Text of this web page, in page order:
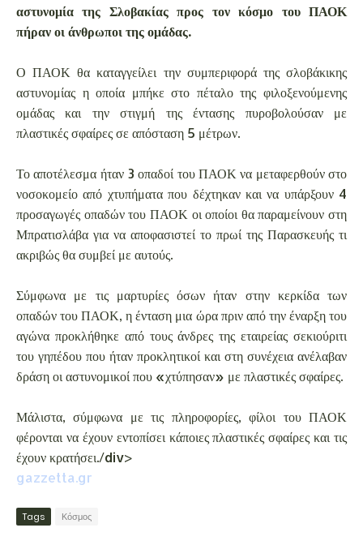
αστυνομία της Σλοβακίας προς τον κόσμο του ΠΑΟΚ
πήραν οι άνθρωποι της ομάδας.
Ο ΠΑΟΚ θα καταγγείλει την συμπεριφορά της σλοβάκικης
αστυνομίας η οποία μπήκε στο πέταλο της φιλοξενούμενης
ομάδας και την στιγμή της έντασης πυροβολούσαν με
πλαστικές σφαίρες σε απόσταση 5 μέτρων.
Το αποτέλεσμα ήταν 3 οπαδοί του ΠΑΟΚ να μεταφερθούν στο
νοσοκομείο από χτυπήματα που δέχτηκαν και να υπάρξουν 4
προσαγωγές οπαδών του ΠΑΟΚ οι οποίοι θα παραμείνουν στη
Μπρατισλάβα για να αποφασιστεί το πρωί της Παρασκευής τι
ακριβώς θα συμβεί με αυτούς.
Σύμφωνα με τις μαρτυρίες όσων ήταν στην κερκίδα των
οπαδών του ΠΑΟΚ, η ένταση μια ώρα πριν από την έναρξη του
αγώνα προκλήθηκε από τους άνδρες της εταιρείας σεκιούριτι
του γηπέδου που ήταν προκλητικοί και στη συνέχεια ανέλαβαν
δράση οι αστυνομικοί που «χτύπησαν» με πλαστικές σφαίρες.
Μάλιστα, σύμφωνα με τις πληροφορίες, φίλοι του ΠΑΟΚ
φέρονται να έχουν εντοπίσει κάποιες πλαστικές σφαίρες και τις
έχουν κρατήσει./div>
gazzetta.gr
Tags Κόσμος